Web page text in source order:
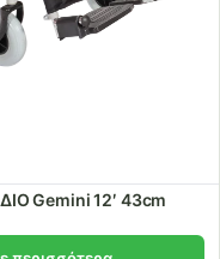
Gemini 12′ 43cm